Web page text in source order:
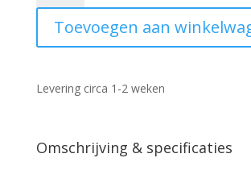
set
Austin
mangohout
aantal
Toevoegen aan
Levering circa 1-2 weken
Omschrijving & specificaties